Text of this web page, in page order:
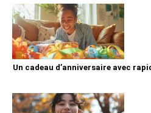
Un cadeau d’anniversaire avec